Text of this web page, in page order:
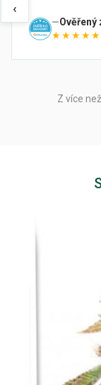
‹
★★★★★
Z více než